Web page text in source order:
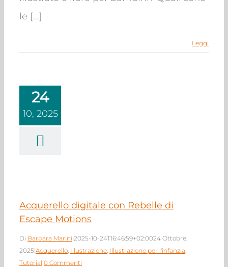
le [...]
Leggi
24
10, 2025
digitale con
Acquerello digitale con Rebelle di
Escape Motions
Di Barbara Marini|2025-10-24T16:46:59+02:0024 Ottobre,
2025|Acquerello, Illustrazione, Illustrazione per l'infanzia,
Tutorial|0 Commenti